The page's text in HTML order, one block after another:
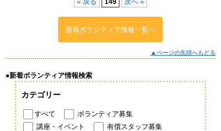
新着ボランティア情報一覧へ
▲ページの先頭へもどる
●新着ボランティア情報検索
カテゴリー
すべて
ボランティア募集
講座・イベント
有償スタッフ募集